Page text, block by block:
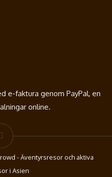
e-faktura genom PayPal, en
online.
- Äventyrsresor och aktiva
i Asien